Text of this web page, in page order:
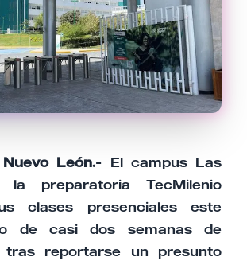
León.- El campus Las
preparatoria TecMilenio
clases presenciales este
de casi dos semanas de
tras reportarse un presunto
Enviar comentario